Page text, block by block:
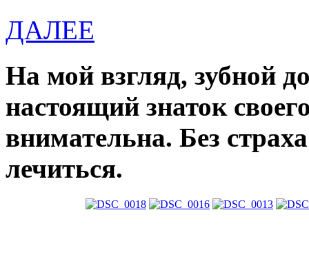
ДАЛЕЕ
На мой взгляд, зубной
настоящий знаток
внимательна. Без
лечиться.